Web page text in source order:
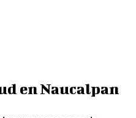
en Naucalpan